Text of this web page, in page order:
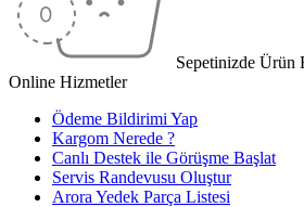
Sepetinizde Ürün
Online Hizmetler
Ödeme Bildirimi Yap
Kargom Nerede ?
Canlı Destek ile Görüşme Başlat
Servis Randevusu Oluştur
Arora Yedek Parça Listesi